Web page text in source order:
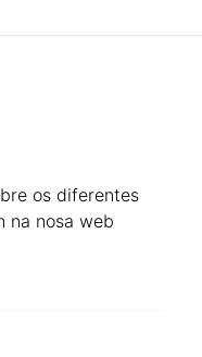
os diferentes
na nosa web